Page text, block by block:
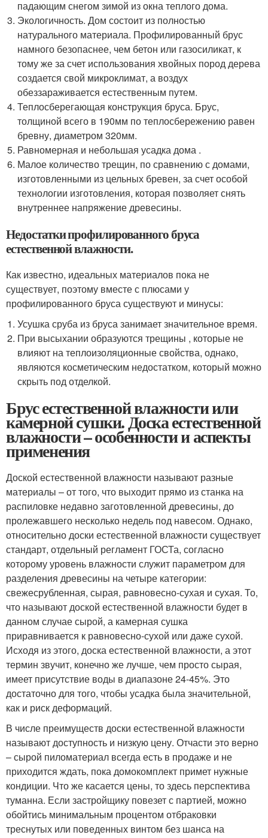
падающим снегом зимой из окна теплого дома.
Экологичность. Дом состоит из полностью
натурального материала. Профилированный брус
намного безопаснее, чем бетон или газосиликат, к
тому же за счет использования хвойных пород дерева
создается свой микроклимат, а воздух
обеззараживается естественным путем.
Теплосберегающая конструкция бруса. Брус,
толщиной всего в 190мм по теплосбережению равен
бревну, диаметром 320мм.
Равномерная и небольшая усадка дома .
Малое количество трещин, по сравнению с домами,
изготовленными из цельных бревен, за счет особой
технологии изготовления, которая позволяет снять
внутреннее напряжение древесины.
Недостатки профилированного бруса
естественной влажности.
Как известно, идеальных материалов пока не
существует, поэтому вместе с плюсами у
профилированного бруса существуют и минусы:
Усушка сруба из бруса занимает значительное время.
При высыхании образуются трещины , которые не
влияют на теплоизоляционные свойства, однако,
являются косметическим недостатком, который можно
скрыть под отделкой.
Брус естественной влажности или
камерной сушки. Доска естественной
влажности – особенности и аспекты
применения
Доской естественной влажности называют разные
материалы – от того, что выходит прямо из станка на
распиловке недавно заготовленной древесины, до
пролежавшего несколько недель под навесом. Однако,
относительно доски естественной влажности существует
стандарт, отдельный регламент ГОСТа, согласно
которому уровень влажности служит параметром для
разделения древесины на четыре категории:
свежесрубленная, сырая, равновесно-сухая и сухая. То,
что называют доской естественной влажности будет в
данном случае сырой, а камерная сушка
приравнивается к равновесно-сухой или даже сухой.
Исходя из этого, доска естественной влажности, а этот
термин звучит, конечно же лучше, чем просто сырая,
имеет присутствие воды в диапазоне 24-45%. Это
достаточно для того, чтобы усадка была значительной,
как и риск деформаций.
В числе преимуществ доски естественной влажности
называют доступность и низкую цену. Отчасти это верно
– сырой пиломатериал всегда есть в продаже и не
приходится ждать, пока домокомплект примет нужные
кондиции. Что же касается цены, то здесь перспектива
туманна. Если застройщику повезет с партией, можно
обойтись минимальным процентом отбраковки
треснутых или поведенных винтом без шанса на